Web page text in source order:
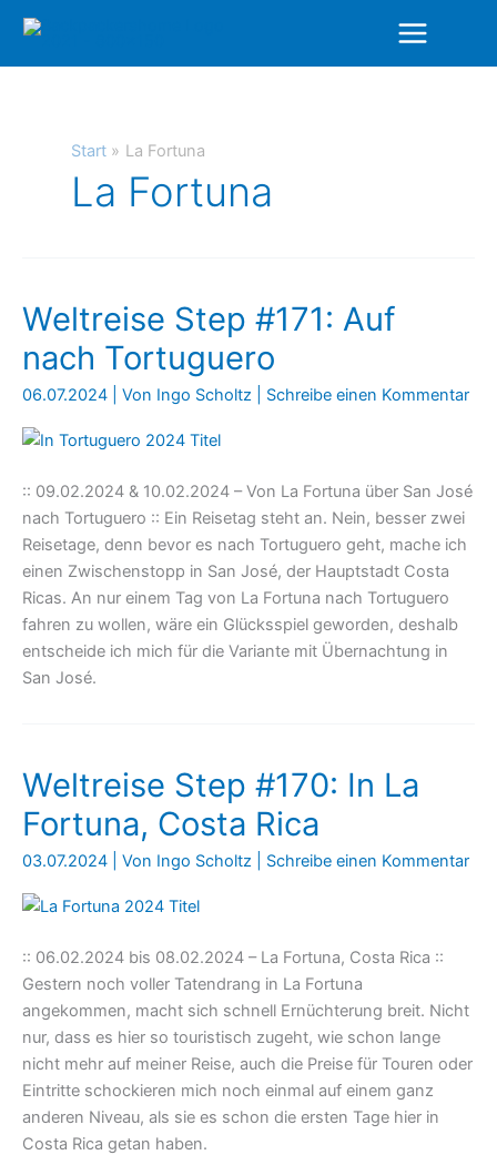
Inhalt
springen
Start La Fortuna
La Fortuna
Weltreise Step #171: Auf
nach Tortuguero
06.07.2024 | Von Ingo Scholtz Schreibe einen Kommentar
:: 09.02.2024 & 10.02.2024 – Von La Fortuna über San José
nach Tortuguero :: Ein Reisetag steht an. Nein, besser zwei
Reisetage, denn bevor es nach Tortuguero geht, mache ich
einen Zwischenstopp in San José, der Hauptstadt Costa
Ricas. An nur einem Tag von La Fortuna nach Tortuguero
fahren zu wollen, wäre ein Glücksspiel geworden, deshalb
entscheide ich mich für die Variante mit Übernachtung in
San José.
Weltreise Step #170: In La
Fortuna, Costa Rica
03.07.2024 | Von Ingo Scholtz Schreibe einen Kommentar
:: 06.02.2024 bis 08.02.2024 – La Fortuna, Costa Rica ::
Gestern noch voller Tatendrang in La Fortuna
angekommen, macht sich schnell Ernüchterung breit. Nicht
nur, dass es hier so touristisch zugeht, wie schon lange
nicht mehr auf meiner Reise, auch die Preise für Touren oder
Eintritte schockieren mich noch einmal auf einem ganz
anderen Niveau, als sie es schon die ersten Tage hier in
Costa Rica getan haben.